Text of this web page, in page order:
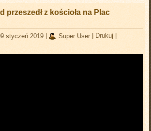
przeszedł z kościoła na Plac
styczeń 2019 Super User Drukuj